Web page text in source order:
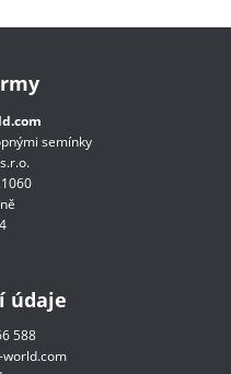
semínky
údaje
588
world.com